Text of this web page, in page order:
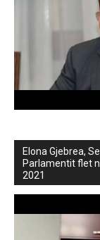
Elona Gjebrea,
Parlamentit flet
2021